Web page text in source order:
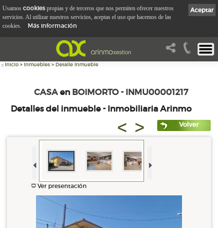
:: Inicio > Inmuebles > Detalle Inmueble
CASAen BOIMORTO - INMU00001217
Detalles del inmueble - Inmobiliaria Arinmo
< > Volver
Ver presentación
Aceptar
Usamos cookies propias y de terceros que nos permiten ofrecer nuestros
servicios. Al utilizar nuestros servicios, aceptas el uso que hacemos de las
cookies.
Más información